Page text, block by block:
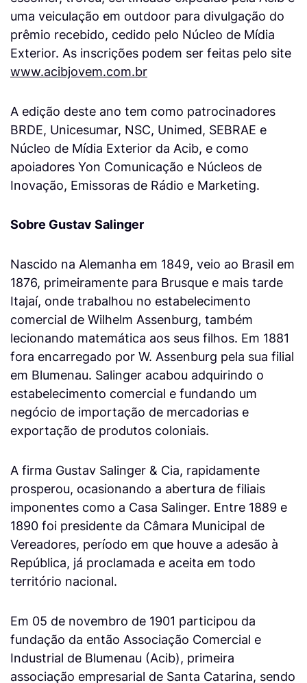
uma veiculação em outdoor para divulgação do
prêmio recebido, cedido pelo Núcleo de Mídia
Exterior. As inscrições podem ser feitas pelo site
www.acibjovem.com.br
A edição deste ano tem como patrocinadores
BRDE, Unicesumar, NSC, Unimed, SEBRAE e
Núcleo de Mídia Exterior da Acib, e como
apoiadores Yon Comunicação e Núcleos de
Inovação, Emissoras de Rádio e Marketing.
Sobre Gustav Salinger
Nascido na Alemanha em 1849, veio ao Brasil em
1876, primeiramente para Brusque e mais tarde
Itajaí, onde trabalhou no estabelecimento
comercial de Wilhelm Assenburg, também
lecionando matemática aos seus filhos. Em 1881
fora encarregado por W. Assenburg pela sua filial
em Blumenau. Salinger acabou adquirindo o
estabelecimento comercial e fundando um
negócio de importação de mercadorias e
exportação de produtos coloniais.
A firma Gustav Salinger & Cia, rapidamente
prosperou, ocasionando a abertura de filiais
imponentes como a Casa Salinger. Entre 1889 e
1890 foi presidente da Câmara Municipal de
Vereadores, período em que houve a adesão à
República, já proclamada e aceita em todo
território nacional.
Em 05 de novembro de 1901 participou da
fundação da então Associação Comercial e
Industrial de Blumenau (Acib), primeira
associação empresarial de Santa Catarina, sendo